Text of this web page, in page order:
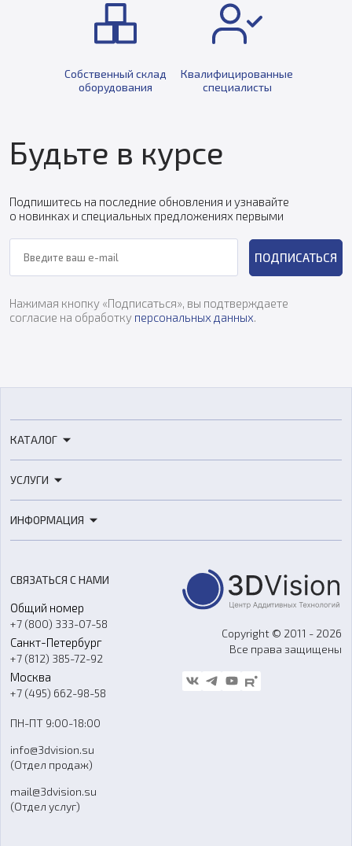
Собственный склад
оборудования
Квалифицированные
специалисты
Будьте в курсе
Подпишитесь на последние обновления и узнавайте
о новинках и специальных предложениях первыми
ПОДПИСАТЬСЯ
Нажимая кнопку «Подписаться», вы подтверждаете
согласие на обработку персональных данных.
КАТАЛОГ
3D-сканеры
Расходные материалы
Оборудование и материалы для вакуумного литья
Аксессуары и прочее оборудование
Программное обеспечение
УСЛУГИ
3D-моделирование
Ремонт и услуги
ИНФОРМАЦИЯ
О компании
Контакты
Гос. закупки
Стать дилером
Блог
FAQ
СВЯЗАТЬСЯ С НАМИ
Общий номер
+7 (800) 333-07-58
Санкт-Петербург
+7 (812) 385-72-92
Москва
+7 (495) 662-98-58
ПН-ПТ 9:00-18:00
info@3dvision.su
(Отдел продаж)
mail@3dvision.su
(Отдел услуг)
Copyright © 2011 - 2026
Все права защищены